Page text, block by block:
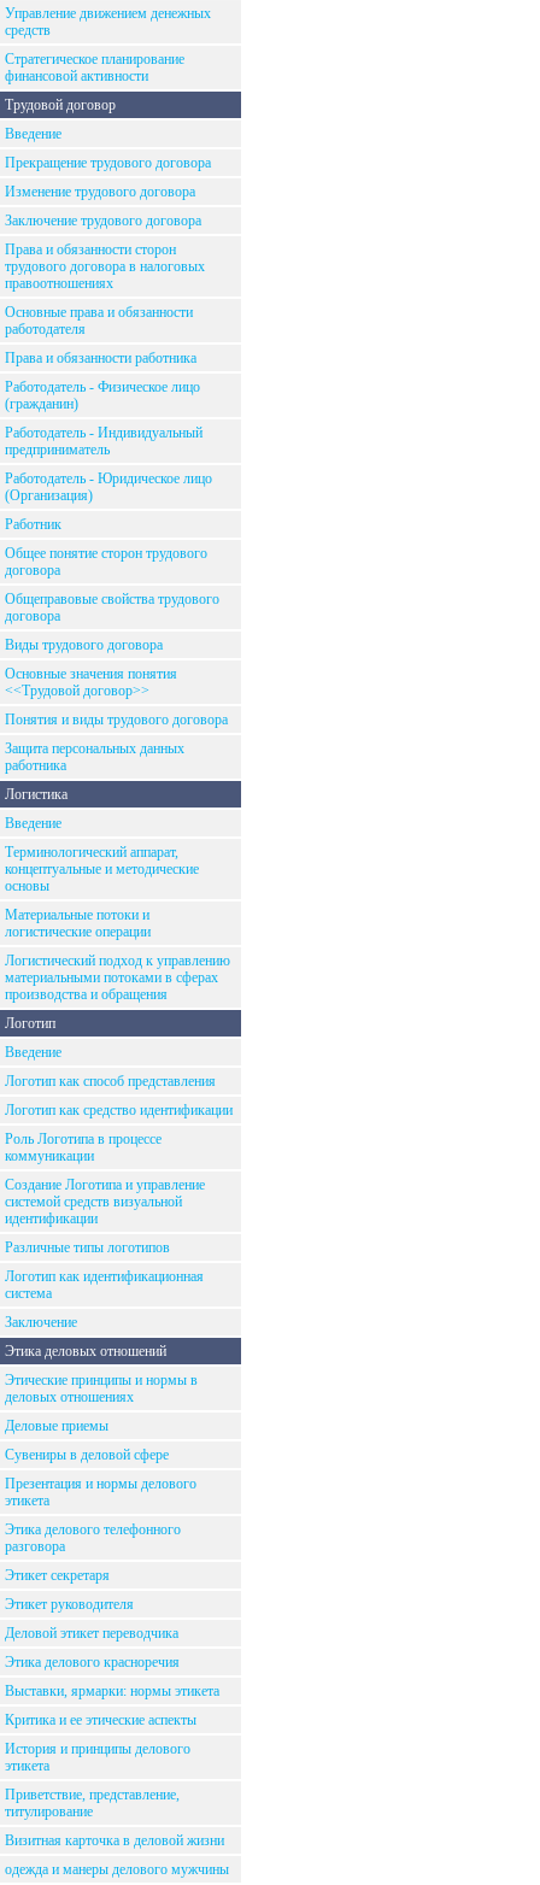
Управление движением денежных
средств
Стратегическое планирование
финансовой активности
Трудовой договор
Введение
Прекращение трудового договора
Изменение трудового договора
Заключение трудового договора
Права и обязанности сторон
трудового договора в налоговых
правоотношениях
Основные права и обязанности
работодателя
Права и обязанности работника
Работодатель - Физическое лицо
(гражданин)
Работодатель - Индивидуальный
предприниматель
Работодатель - Юридическое лицо
(Организация)
Работник
Общее понятие сторон трудового
договора
Общеправовые свойства трудового
договора
Виды трудового договора
Основные значения понятия
<<Трудовой договор>>
Понятия и виды трудового договора
Защита персональных данных
работника
Логистика
Введение
Терминологический аппарат,
концептуальные и методические
основы
Материальные потоки и
логистические операции
Логистический подход к управлению
материальными потоками в сферах
производства и обращения
Логотип
Введение
Логотип как способ представления
Логотип как средство идентификации
Роль Логотипа в процессе
коммуникации
Создание Логотипа и управление
системой средств визуальной
идентификации
Различные типы логотипов
Логотип как идентификационная
система
Заключение
Этика деловых отношений
Этические принципы и нормы в
деловых отношениях
Деловые приемы
Сувениры в деловой сфере
Презентация и нормы делового
этикета
Этика делового телефонного
разговора
Этикет секретаря
Этикет руководителя
Деловой этикет переводчика
Этика делового красноречия
Выставки, ярмарки: нормы этикета
Критика и ее этические аспекты
История и принципы делового
этикета
Приветствие, представление,
титулирование
Визитная карточка в деловой жизни
одежда и манеры делового мужчины